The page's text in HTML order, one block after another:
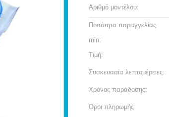
Αριθμό μοντέλου:
Ποσότητα παραγγελίας
min:
Τιμή:
Συσκευασία λεπτομέρειες:
Χρόνος παράδοσης:
Όροι πληρωμής: